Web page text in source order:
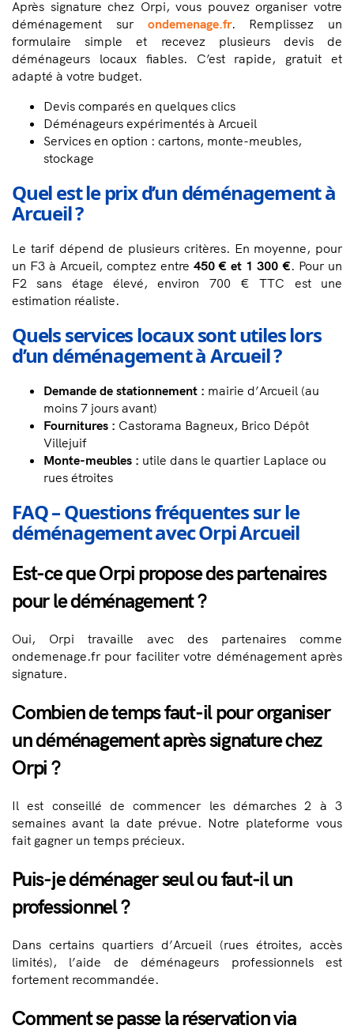
Après signature chez Orpi, vous pouvez organiser votre
déménagement sur ondemenage.fr. Remplissez un
formulaire simple et recevez plusieurs devis de
déménageurs locaux fiables. C’est rapide, gratuit et
adapté à votre budget.
Devis comparés en quelques clics
Déménageurs expérimentés à Arcueil
Services en option : cartons, monte-meubles,
stockage
Quel est le prix d’un déménagement à
Arcueil ?
Le tarif dépend de plusieurs critères. En moyenne, pour
un F3 à Arcueil, comptez entre 450 € et 1 300 €. Pour un
F2 sans étage élevé, environ 700 € TTC est une
estimation réaliste.
Quels services locaux sont utiles lors
d’un déménagement à Arcueil ?
Demande de stationnement : mairie d’Arcueil (au
moins 7 jours avant)
Fournitures : Castorama Bagneux, Brico Dépôt
Villejuif
Monte-meubles : utile dans le quartier Laplace ou
rues étroites
FAQ – Questions fréquentes sur le
déménagement avec Orpi Arcueil
Est-ce que Orpi propose des partenaires
pour le déménagement ?
Oui, Orpi travaille avec des partenaires comme
ondemenage.fr pour faciliter votre déménagement après
signature.
Combien de temps faut-il pour organiser
un déménagement après signature chez
Orpi ?
Il est conseillé de commencer les démarches 2 à 3
semaines avant la date prévue. Notre plateforme vous
fait gagner un temps précieux.
Puis-je déménager seul ou faut-il un
professionnel ?
Dans certains quartiers d’Arcueil (rues étroites, accès
limités), l’aide de déménageurs professionnels est
fortement recommandée.
Comment se passe la réservation via